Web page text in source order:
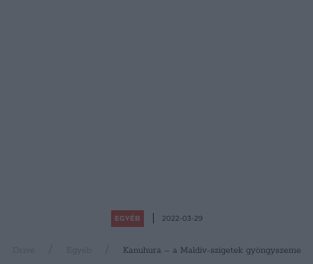
EGYÉB 2022-03-29
Drive Egyéb Kanuhura – a Maldív-szigetek gyöngyszeme